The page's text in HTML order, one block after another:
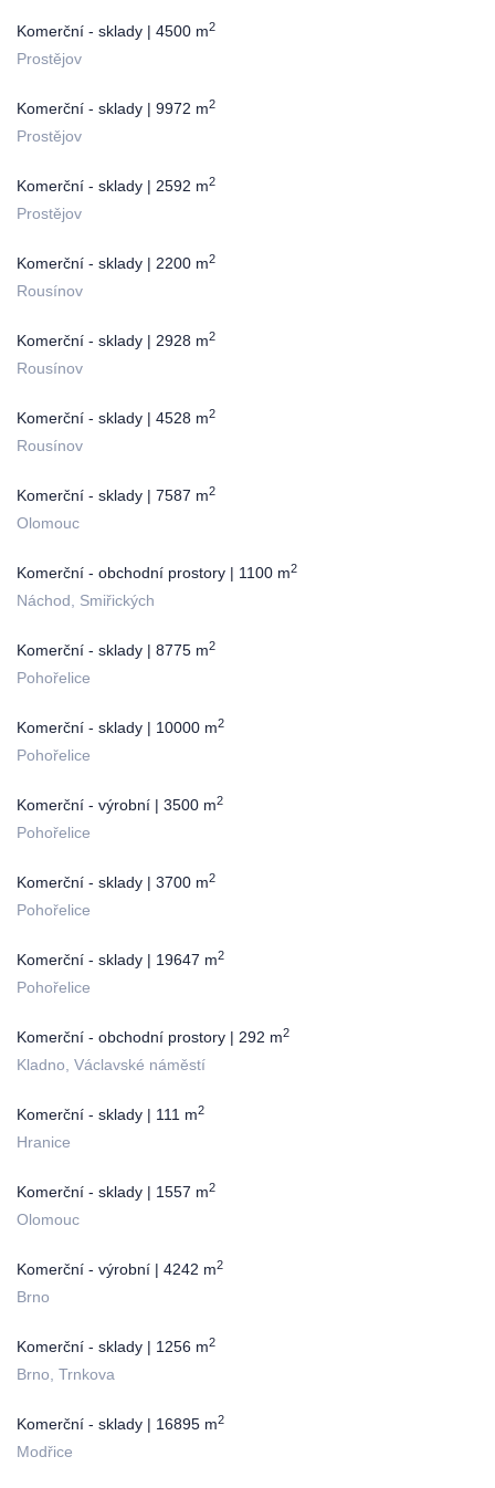
Komerční - sklady | 4500 m2
Prostějov
Komerční - sklady | 9972 m2
Prostějov
Komerční - sklady | 2592 m2
Prostějov
Komerční - sklady | 2200 m2
Rousínov
Komerční - sklady | 2928 m2
Rousínov
Komerční - sklady | 4528 m2
Rousínov
Komerční - sklady | 7587 m2
Olomouc
Komerční - obchodní prostory | 1100 m2
Náchod, Smiřických
Komerční - sklady | 8775 m2
Pohořelice
Komerční - sklady | 10000 m2
Pohořelice
Komerční - výrobní | 3500 m2
Pohořelice
Komerční - sklady | 3700 m2
Pohořelice
Komerční - sklady | 19647 m2
Pohořelice
Komerční - obchodní prostory | 292 m2
Kladno, Václavské náměstí
Komerční - sklady | 111 m2
Hranice
Komerční - sklady | 1557 m2
Olomouc
Komerční - výrobní | 4242 m2
Brno
Komerční - sklady | 1256 m2
Brno, Trnkova
Komerční - sklady | 16895 m2
Modřice